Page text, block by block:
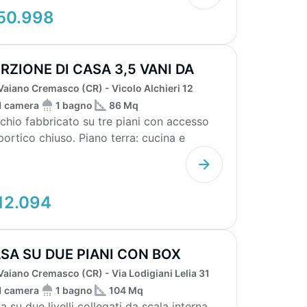
DI CASA 3,5 VANI DA
Cremasco (CR) - Vicolo Alchieri 12
camera
1 bagno 86 Mq
fabbricato su tre piani con accesso
chiuso. Piano terra: cucina e
SU DUE PIANI CON BOX
Cremasco (CR) - Via Lodigiani Lelia 31
camera
1 bagno 104 Mq